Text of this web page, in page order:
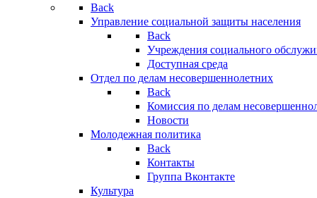
Back
Управление социальной защиты населения
Back
Учреждения социального
Доступная среда
Отдел по делам несовершеннолетних
Back
Комиссия по делам
Новости
Молодежная политика
Back
Контакты
Группа Вконтакте
Культура